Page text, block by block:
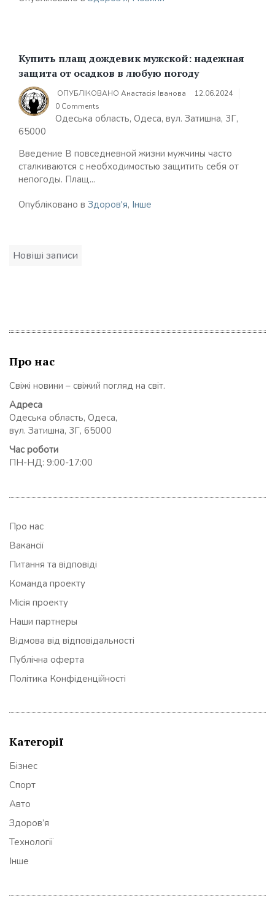
Купить плащ дождевик мужской: надежная
защита от осадков в любую погоду
ОПУБЛІКОВАНО Анастасія Іванова
12.06.2024
0 Comments
Одеська область, Одеса, вул. Затишна, 3Г,
65000
Введение В повседневной жизни мужчины часто
сталкиваются с необходимостью защитить себя от
непогоды. Плащ...
Опубліковано в Здоров'я, Інше
Навігація
Новіші записи
Про нас
Свіжі новини – свіжий погляд на світ.
Адреса
Одеська область, Одеса,
вул. Затишна, 3Г, 65000
Час роботи
ПН-НД: 9:00-17:00
Про нас
Вакансії
Питання та відповіді
Команда проекту
Місія проекту
Наши партнеры
Відмова від відповідальності
Публічна оферта
Політика Конфіденційності
Категорії
Бізнес
Спорт
Авто
Здоров’я
Технології
Інше